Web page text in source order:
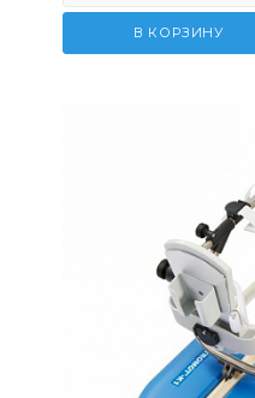
В КОРЗИНУ